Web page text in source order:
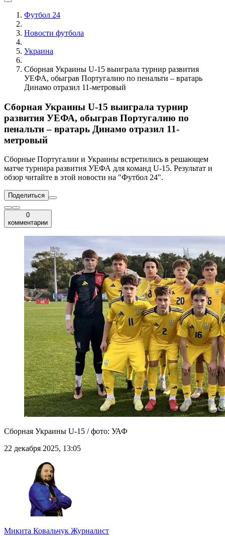
Футбол 24
Новости футбола
Украина
Сборная Украины U-15 выиграла турнир развития
УЕФА, обыграв Португалию по пенальти – вратарь
Динамо отразил 11-метровый
Сборная Украины U-15 выиграла турнир
развития УЕФА, обыграв Португалию по
пенальти – вратарь Динамо отразил 11-
метровый
Сборные Португалии и Украины встретились в решающем
матче турнира развития УЕФА для команд U-15. Результат и
обзор читайте в этой новости на "Футбол 24".
Поделиться
0
комментарии
Сборная Украины U-15 / фото: УАФ
22 декабря 2025, 13:05
Микита Ковальчук Журналист